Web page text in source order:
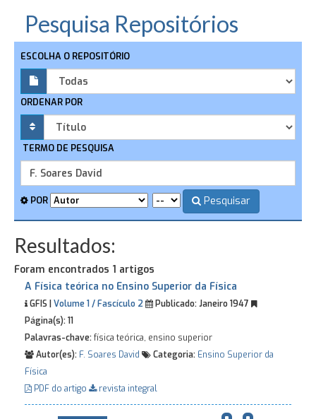
Pesquisa Repositórios
ESCOLHA O REPOSITÓRIO
ORDENAR POR
TERMO DE PESQUISA
POR Pesquisar
Resultados:
Foram encontrados 1 artigos
A Física teórica no Ensino Superior da Física
GFIS | Volume 1 / Fascículo 2 Publicado:Janeiro 1947
Página(s):11
Palavras-chave:física teórica, ensino superior
Autor(es): F. Soares David Categoria: Ensino Superior da
Física
PDF do artigo
revista integral